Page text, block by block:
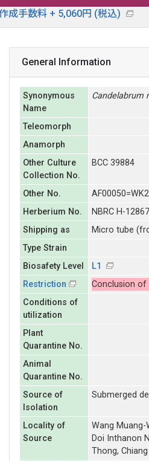
成手数料 + 5,060円 (税込)
General Information
Synonymous
Name
Candelabrum
Teleomorph
Anamorph
Other Culture
Collection No.
BCC 39884
Other No.
Herberium No.
NBRC H-
Shipping as
Micro tube
Type Strain
Biosafety Level
L1
Restriction
Conclusion of
Conditions of
utilization
Plant
Quarantine No.
Animal
Quarantine No.
Source of
Isolation
Submerged
Locality of
Source
Wang Muang-
Doi Inthanon
Thong,